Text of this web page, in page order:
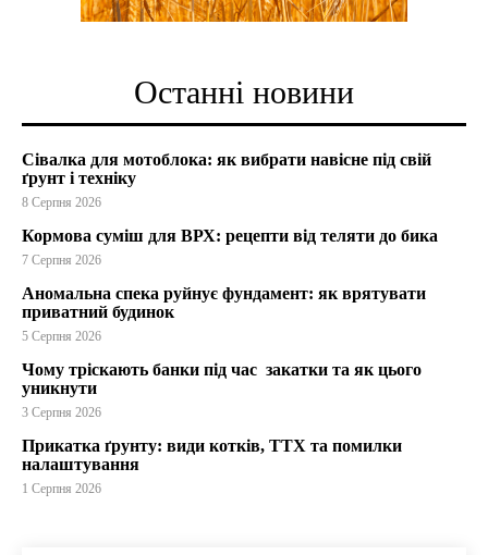
Останні новини
Сівалка для мотоблока: як вибрати навісне під свій
ґрунт і техніку
8 Серпня 2026
Кормова суміш для ВРХ: рецепти від теляти до бика
7 Серпня 2026
Аномальна спека руйнує фундамент: як врятувати
приватний будинок
5 Серпня 2026
Чому тріскають банки під час закатки та як цього
уникнути
3 Серпня 2026
Прикатка ґрунту: види котків, ТТХ та помилки
налаштування
1 Серпня 2026